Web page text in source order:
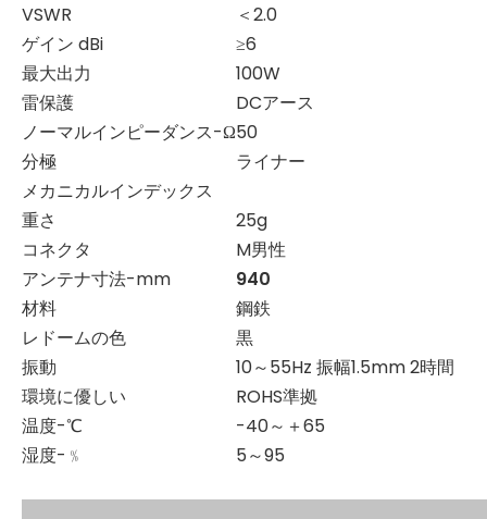
VSWR
＜2.0
ゲイン dBi
≥6
最大出力
100W
雷保護
DCアース
ノーマルインピーダンス-Ω50
分極
ライナー
メカニカルインデックス
重さ
25g
コネクタ
M男性
アンテナ寸法-mm
940
材料
鋼鉄
レドームの色
黒
振動
10～55Hz 振幅1.5mm 2時間
環境に優しい
ROHS準拠
温度-℃
-40～＋65
湿度-﹪
5～95